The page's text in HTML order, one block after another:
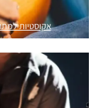
אקוסטיות